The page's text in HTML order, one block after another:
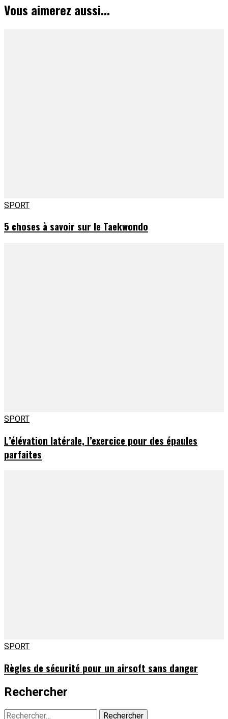
Vous aimerez aussi...
SPORT
5 choses à savoir sur le Taekwondo
SPORT
L’élévation latérale, l’exercice pour des épaules
parfaites
SPORT
Règles de sécurité pour un airsoft sans danger
Rechercher
Rechercher :